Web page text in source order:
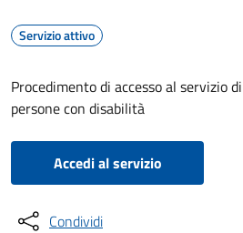
Servizio attivo
Procedimento di accesso al servizio
persone con disabilità
Accedi al servizio
Condividi